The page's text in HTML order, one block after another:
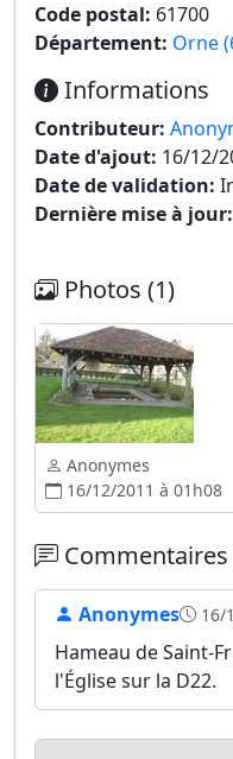
Code postal: 61700
Département: Orne
Informations
Contributeur:
Date d'ajout: 16/12/
Date de validation:
Dernière mise à jour:
Photos (1)
Anonymes
16/12/2011 à 01h08
Commentaires
Anonymes 16/
Hameau de Saint-
l'Église sur la D22.